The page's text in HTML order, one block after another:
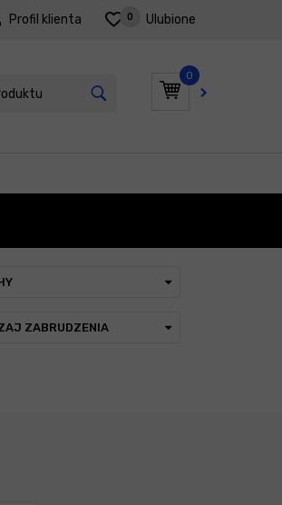
Profil klienta Ulubione
0
0
ZABRUDZENIA